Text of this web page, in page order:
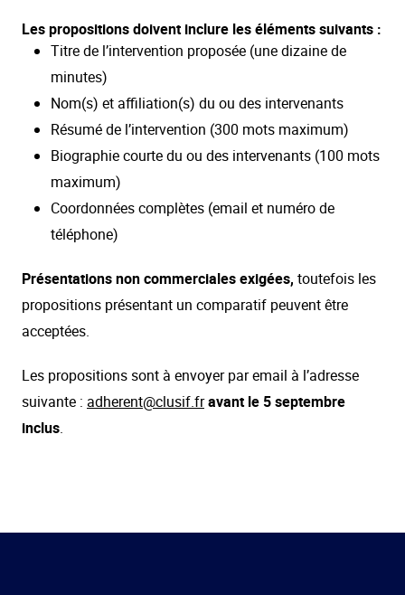
Les propositions doivent inclure les éléments suivants :
Titre de l’intervention proposée (une dizaine de
minutes)
Nom(s) et affiliation(s) du ou des intervenants
Résumé de l’intervention (300 mots maximum)
Biographie courte du ou des intervenants (100 mots
maximum)
Coordonnées complètes (email et numéro de
téléphone)
Présentations non commerciales exigées, toutefois les
propositions présentant un comparatif peuvent être
acceptées.
Les propositions sont à envoyer par email à l’adresse
suivante : adherent@clusif.fravant le 5 septembre
inclus.